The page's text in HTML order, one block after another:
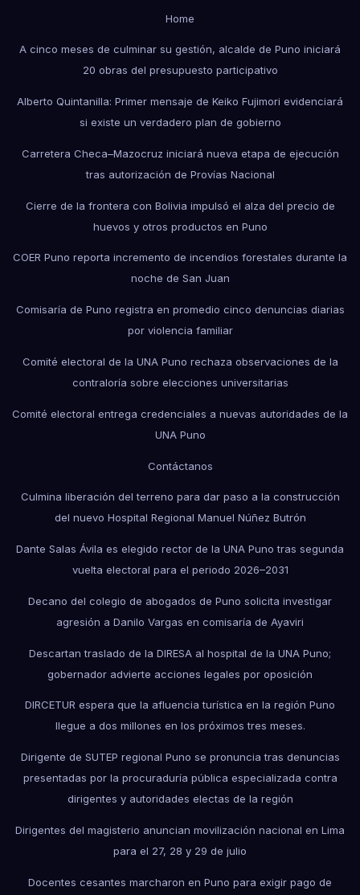
Home
A cinco meses de culminar su gestión, alcalde de Puno iniciará
20 obras del presupuesto participativo
Alberto Quintanilla: Primer mensaje de Keiko Fujimori evidenciará
si existe un verdadero plan de gobierno
Carretera Checa–Mazocruz iniciará nueva etapa de ejecución
tras autorización de Provías Nacional
Cierre de la frontera con Bolivia impulsó el alza del precio de
huevos y otros productos en Puno
COER Puno reporta incremento de incendios forestales durante la
noche de San Juan
Comisaría de Puno registra en promedio cinco denuncias diarias
por violencia familiar
Comité electoral de la UNA Puno rechaza observaciones de la
contraloría sobre elecciones universitarias
Comité electoral entrega credenciales a nuevas autoridades de la
UNA Puno
Contáctanos
Culmina liberación del terreno para dar paso a la construcción
del nuevo Hospital Regional Manuel Núñez Butrón
Dante Salas Ávila es elegido rector de la UNA Puno tras segunda
vuelta electoral para el periodo 2026–2031
Decano del colegio de abogados de Puno solicita investigar
agresión a Danilo Vargas en comisaría de Ayaviri
Descartan traslado de la DIRESA al hospital de la UNA Puno;
gobernador advierte acciones legales por oposición
DIRCETUR espera que la afluencia turística en la región Puno
llegue a dos millones en los próximos tres meses.
Dirigente de SUTEP regional Puno se pronuncia tras denuncias
presentadas por la procuraduría pública especializada contra
dirigentes y autoridades electas de la región
Dirigentes del magisterio anuncian movilización nacional en Lima
para el 27, 28 y 29 de julio
Docentes cesantes marcharon en Puno para exigir pago de